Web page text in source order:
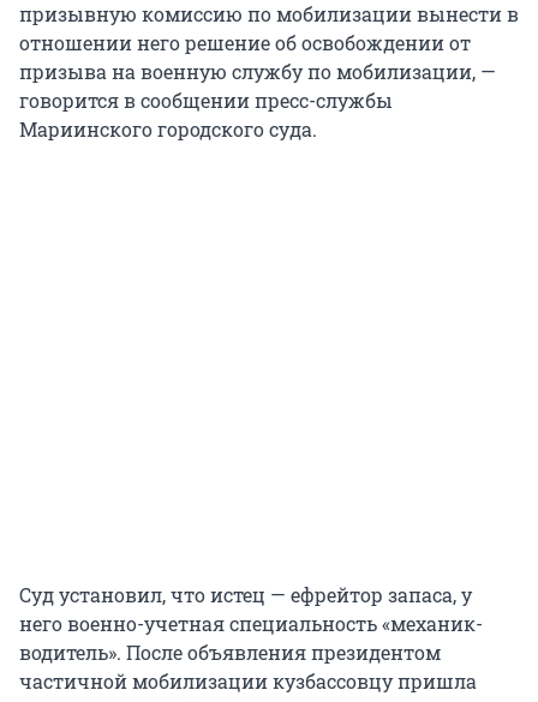
призывную комиссию по мобилизации вынести в
отношении него решение об освобождении от
призыва на военную службу по мобилизации, —
говорится в сообщении пресс-службы
Мариинского городского суда.
Суд установил, что истец — ефрейтор запаса, у
него военно-учетная специальность «механик-
водитель». После объявления президентом
частичной мобилизации кузбассовцу пришла